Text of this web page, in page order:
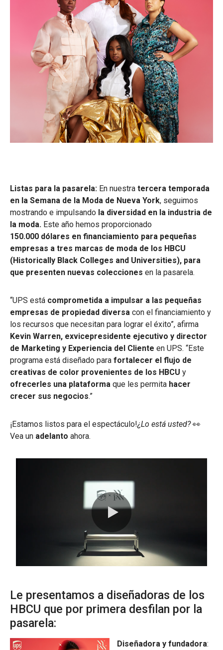
Listas para la pasarela: En nuestra tercera temporada
en la Semana de la Moda de Nueva York, seguimos
mostrando e impulsando la diversidad en la industria de
la moda. Este año hemos proporcionado
150.000 dólares en financiamiento para pequeñas
empresas a tres marcas de moda de los HBCU
(Historically Black Colleges and Universities), para
que presenten nuevas colecciones en la pasarela.
“UPS está comprometida a impulsar a las pequeñas
empresas de propiedad diversa con el financiamiento y
los recursos que necesitan para lograr el éxito”, afirma
Kevin Warren, exvicepresidente ejecutivo y director
de Marketing y Experiencia del Cliente en UPS. “Este
programa está diseñado para fortalecer el flujo de
creativas de color provenientes de los HBCU y
ofrecerles una plataforma que les permita hacer
crecer sus negocios.”
¡Estamos listos para el espectáculo!¿Lo está usted?👀
Vea un adelanto ahora.
0:00 / 1:00
Le presentamos a diseñadoras de los
HBCU que por primera desfilan por la
pasarela:
Diseñadora y fundadora: